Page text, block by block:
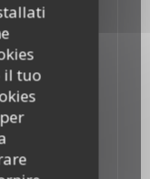
il tuo